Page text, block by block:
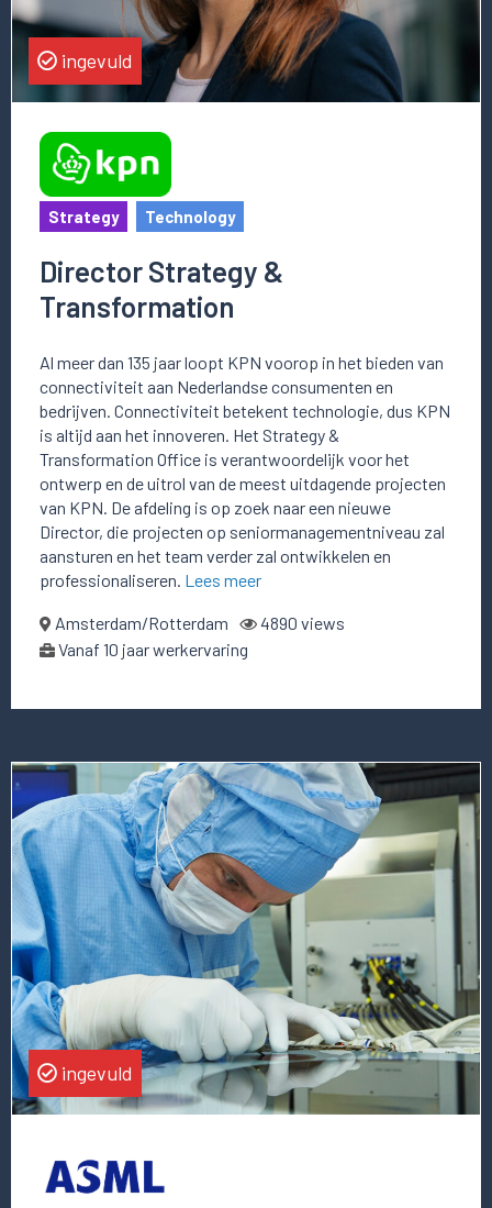
ingevuld
Strategy Technology
Director Strategy &
Transformation
Al meer dan 135 jaar loopt KPN voorop in het bieden van
connectiviteit aan Nederlandse consumenten en
bedrijven. Connectiviteit betekent technologie, dus KPN
is altijd aan het innoveren. Het Strategy &
Transformation Office is verantwoordelijk voor het
ontwerp en de uitrol van de meest uitdagende projecten
van KPN. De afdeling is op zoek naar een nieuwe
Director, die projecten op seniormanagementniveau zal
aansturen en het team verder zal ontwikkelen en
professionaliseren. Lees meer
Amsterdam/Rotterdam
4890 views
Vanaf 10 jaar werkervaring
Lees
meer
over
deze
vacature
(Senior)
Director
Corporate
Strategy
ingevuld